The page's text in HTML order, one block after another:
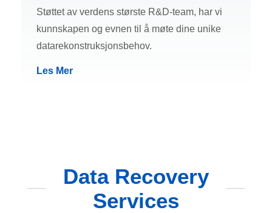
Støttet av verdens største R&D-team, har vi
kunnskapen og evnen til å møte dine unike
datarekonstruksjonsbehov.
Les Mer
Data Recovery
Services